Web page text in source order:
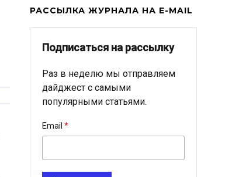
РАССЫЛКА ЖУРНАЛА НА E-MAIL
Подписаться на рассылку
Раз в неделю мы отправляем
дайджест с самыми
популярными статьями.
Email